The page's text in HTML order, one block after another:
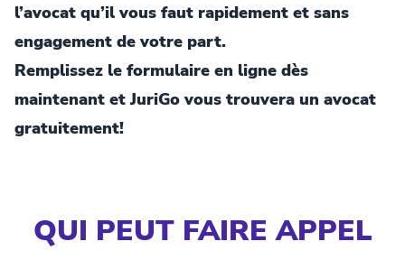
l’avocat qu’il vous faut rapidement et sans
engagement de votre part.
Remplissez le formulaire en ligne dès
maintenant et JuriGo vous trouvera un avocat
gratuitement!
QUI PEUT FAIRE APPEL